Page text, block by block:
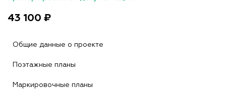
43 100 ₽
Общие данные о проекте
Поэтажные планы
Маркировочные планы